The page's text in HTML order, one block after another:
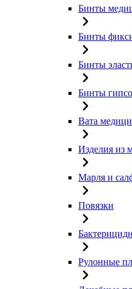
Бинты
Бинты
Бинты
Бинты
Вата
Изделия из
Марля и
Повязки
Рулонные